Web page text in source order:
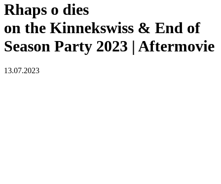
Rhaps o dies
on the Kinnekswiss & End of
Season Party 2023 | Aftermovie
13.07.2023